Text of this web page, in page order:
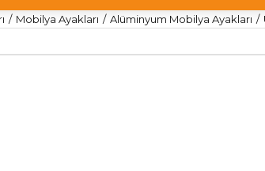
Mobilya Ayakları Alüminyum Mobilya Ayakları